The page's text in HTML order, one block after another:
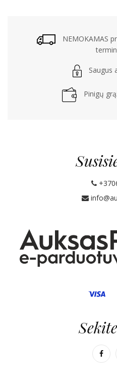
NEMOKAMAS
Saugus
Pinigų